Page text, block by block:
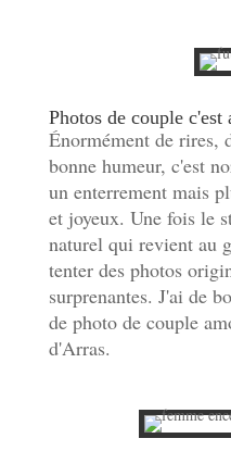
Photos de couple
Énormément de rires,
bonne humeur, c'est
un enterrement mais
et joyeux. Une fois le
naturel qui revient au
tenter des photos
surprenantes. J'ai de
de photo de couple
d'Arras.